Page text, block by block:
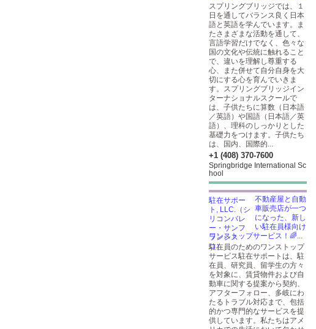
スプリングブリッジでは、１
日を通してバランス良く日本
語と英語を学んでいます。ま
たさまざまな活動を通して、
言語学習だけでなく、色々な
国の文化や伝統に触れること
で、違いを理解し尊重する
心、また併せて自分自身を大
切にする心を育んでいきま
す。スプリングブリッジイン
ターナショナルスクールで
は、子供たちに算数（日本語
／英語）や国語（日本語／英
語）、理科のしっかりとした
基礎力をつけます。子供たち
は、国内、国際的...
+1 (408) 370-7600
Springbridge International Sc
hool
不動産屋と自動
車販売店が一つ
になった、新し
い駐在員様向け
ワンストップサービス！🌈...
駐在員のためのワンストップ
サービス駐在サポートは、駐
在員、研究員、留学生の方々
を対象に、賃貸物件および自
動車に関する提案から契約、
アフターフォロー、多岐にわ
たるトラブル対応まで、包括
的かつ専門的なサービスを提
供しています。私たちはアメ